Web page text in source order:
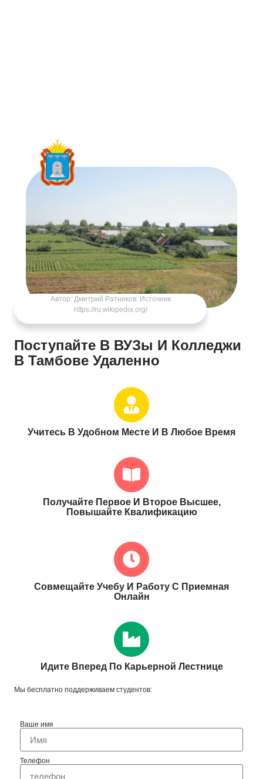
https://ru.wikipedia.org/
Поступайте В ВУЗы И Колледжи
В Тамбове Удаленно
Учитесь В Удобном Месте И В Любое Время
Получайте Первое И Второе Высшее,
Повышайте Квалификацию
Совмещайте Учебу И Работу С Приемная
Онлайн
Идите Вперед По Карьерной Лестнице
Мы бесплатно поддерживаем студентов:
Телефон